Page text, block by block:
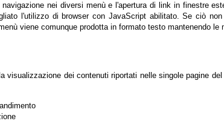
navigazione nei diversi menù e l'apertura di link in finestre
l'utilizzo di browser con JavaScript abilitato. Se ciò
viene comunque prodotta in formato testo mantenendo le
visualizzazione dei contenuti riportati nelle singole pagine